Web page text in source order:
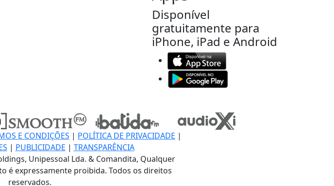
Disponível
gratuitamente para
iPhone, iPad e Android
E CONDIÇÕES | POLÍTICA DE PRIVACIDADE |
| PUBLICIDADE | TRANSPARÊNCIA
Unipessoal Lda. & Comandita, Qualquer
é expressamente proibida. Todos os direitos
reservados.